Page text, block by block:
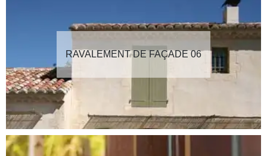
RAVALEMENT DE FAÇADE 06